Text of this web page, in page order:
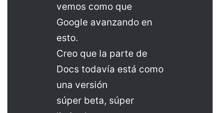
vemos como que
Google avanzando en
esto.
Creo que la parte de
Docs todavía está como
una versión
súper beta, súper